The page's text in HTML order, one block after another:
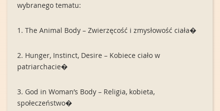
wybranego tematu:
1. The Animal Body – Zwierzęcość i zmysłowość ciała�
2. Hunger, Instinct, Desire – Kobiece ciało w
patriarchacie�
3. God in Woman’s Body – Religia, kobieta,
społeczeństwo�